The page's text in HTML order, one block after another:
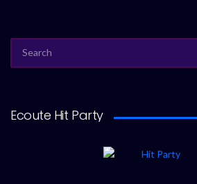
FOR:
Ecoute Hit Party